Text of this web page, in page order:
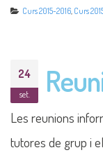
Curs 2015-2016, Curs
24
set.
Les reunions
tutores de grup i